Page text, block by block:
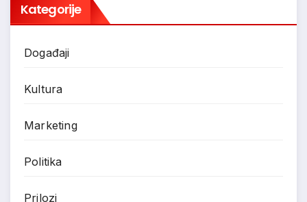
Kategorije
Događaji
Kultura
Marketing
Politika
Prilozi